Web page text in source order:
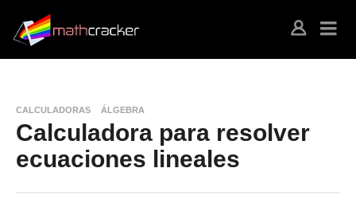
CALCULADORAS ÁLGEBRA
Calculadora para resolver
ecuaciones lineales